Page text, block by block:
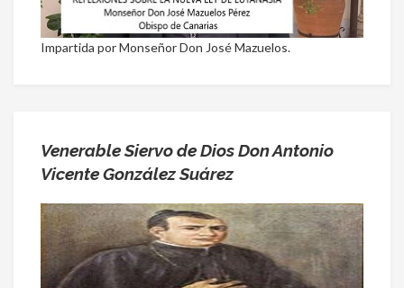
Impartida por Monseñor Don José Mazuelos.
Venerable Siervo de Dios Don Antonio
Vicente González Suárez